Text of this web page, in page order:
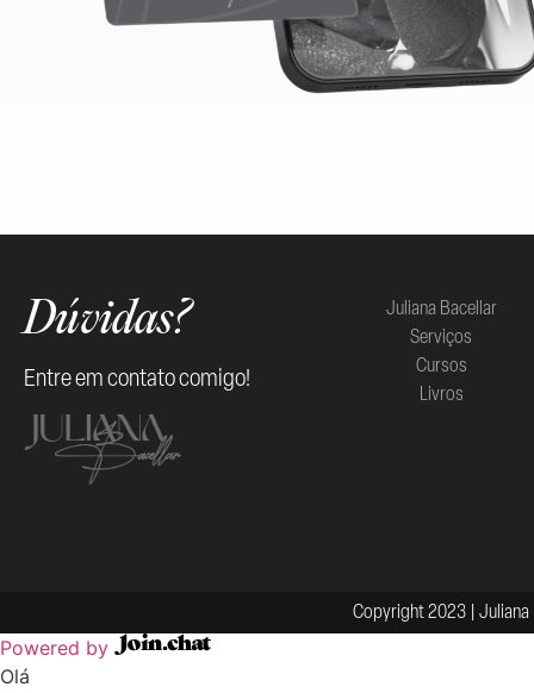
Dúvidas?
Entre em contato comigo!
Juliana Bacellar
Serviços
Cursos
Livros
Copyright 2023 | Juliana
Powered by
Olá